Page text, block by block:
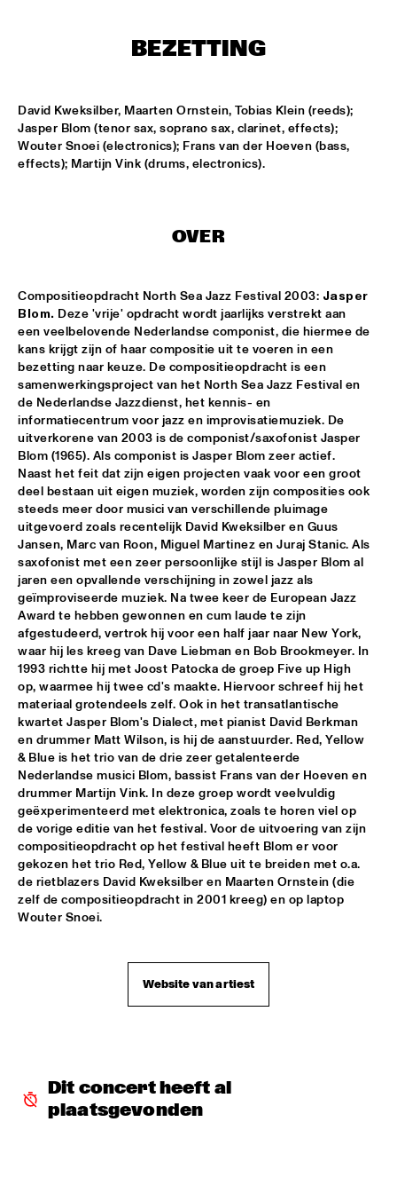
KOORENHUIS MAMBO KIDS • 15:00
BIRD WINNERS CONCERT 'TRIBUTE TO ROB MADNA' • 16:00
JAN STEEN HALL
CHICK COREA SOLO PIANO • 16:00
CORNEILLE / ROELOFS TRIO • 16:00
ED VERHOEFF'S EDITION • 16:00
PAULUS POTTER HALL
JESSE VAN RULLER GROUP • 16:00
REMBRANDT HALL
PATTI AUSTIN & THE BBC ORCHESTRA ‘FOR ELLA’ • 16:00
PWA HALL
SPANISH HARLEM ORCHESTRA • 16:00
STATENHALL
OLTHUIS & VAN VEENENDAAL • 16:15
MARIS HALL
APPLE VALLEY HIGH SCHOOL JAZZ ENSEMBLE • 16:30
ENTREE HALL
DJANGO BATES HUMAN CHAIN WITH GUEST JOSEFINE
• 16:30
MONDRIAAN HALL
ARTIST IN RESIDENCE PAT METHENY WITH MICHIEL
BORSTLAP ELECTRIC BAND & SOLIS STRING
QUARTET • 16:30
PAUL ACKET PAVILJOEN
THE ORCHESTRA FEATURING SPACER • 16:30
ROOF TERRACE
CLINIC: RANDY WESTON • 16:45
SPIEGELTENT
ESCHER HALL
17:30
CATSHEUVELSTAGE
BEZETTING
David Kweksilber, Maarten Ornstein, Tobias Klein (reeds);
Jasper Blom (tenor sax, soprano sax, clarinet, effects);
Wouter Snoei (electronics); Frans van der Hoeven (bass,
effects); Martijn Vink (drums, electronics).
OVER
Compositieopdracht North Sea Jazz Festival 2003: Jasper
Blom. Deze 'vrije' opdracht wordt jaarlijks verstrekt aan
een veelbelovende Nederlandse componist, die hiermee de
kans krijgt zijn of haar compositie uit te voeren in een
bezetting naar keuze. De compositieopdracht is een
samenwerkingsproject van het North Sea Jazz Festival en
de Nederlandse Jazzdienst, het kennis- en
informatiecentrum voor jazz en improvisatiemuziek. De
uitverkorene van 2003 is de componist/saxofonist Jasper
Blom (1965). Als componist is Jasper Blom zeer actief.
Naast het feit dat zijn eigen projecten vaak voor een groot
deel bestaan uit eigen muziek, worden zijn composities ook
steeds meer door musici van verschillende pluimage
uitgevoerd zoals recentelijk David Kweksilber en Guus
Jansen, Marc van Roon, Miguel Martinez en Juraj Stanic. Als
saxofonist met een zeer persoonlijke stijl is Jasper Blom al
jaren een opvallende verschijning in zowel jazz als
geïmproviseerde muziek. Na twee keer de European Jazz
Award te hebben gewonnen en cum laude te zijn
afgestudeerd, vertrok hij voor een half jaar naar New York,
waar hij les kreeg van Dave Liebman en Bob Brookmeyer. In
1993 richtte hij met Joost Patocka de groep Five up High
op, waarmee hij twee cd's maakte. Hiervoor schreef hij het
materiaal grotendeels zelf. Ook in het transatlantische
kwartet Jasper Blom's Dialect, met pianist David Berkman
en drummer Matt Wilson, is hij de aanstuurder. Red, Yellow
& Blue is het trio van de drie zeer getalenteerde
Nederlandse musici Blom, bassist Frans van der Hoeven en
drummer Martijn Vink. In deze groep wordt veelvuldig
geëxperimenteerd met elektronica, zoals te horen viel op
de vorige editie van het festival. Voor de uitvoering van zijn
compositieopdracht op het festival heeft Blom er voor
gekozen het trio Red, Yellow & Blue uit te breiden met o.a.
de rietblazers David Kweksilber en Maarten Ornstein (die
zelf de compositieopdracht in 2001 kreeg) en op laptop
Wouter Snoei.
Website van artiest
Dit concert heeft al
plaatsgevonden